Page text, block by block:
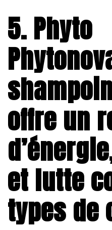
5. Phyto
offre un
et lutte
types de